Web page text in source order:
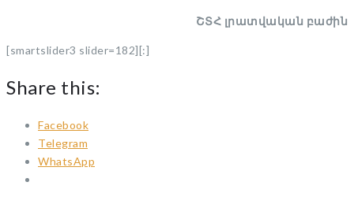
ՇՏՀ լրատվական բաժին
[smartslider3 slider=182][:]
Share this:
Facebook
Telegram
WhatsApp